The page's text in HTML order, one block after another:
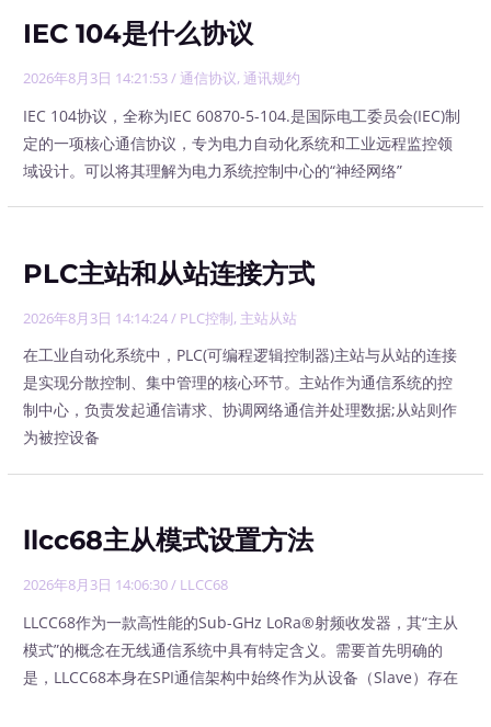
IEC 104是什么协议
2026年8月3日 14:21:53/ 通信协议, 通讯规约
IEC 104协议，全称为IEC 60870-5-104.是国际电工委员会(IEC)制
定的一项核心通信协议，专为电力自动化系统和工业远程监控领
域设计。可以将其理解为电力系统控制中心的“神经网络”
PLC主站和从站连接方式
2026年8月3日 14:14:24 / PLC控制, 主站从站
在工业自动化系统中，PLC(可编程逻辑控制器)主站与从站的连接
是实现分散控制、集中管理的核心环节。主站作为通信系统的控
制中心，负责发起通信请求、协调网络通信并处理数据;从站则作
为被控设备
llcc68主从模式设置方法
2026年8月3日 14:06:30/ LLCC68
LLCC68作为一款高性能的Sub-GHz LoRa®射频收发器，其“主从
模式”的概念在无线通信系统中具有特定含义。需要首先明确的
是，LLCC68本身在SPI通信架构中始终作为从设备（Slave）存在